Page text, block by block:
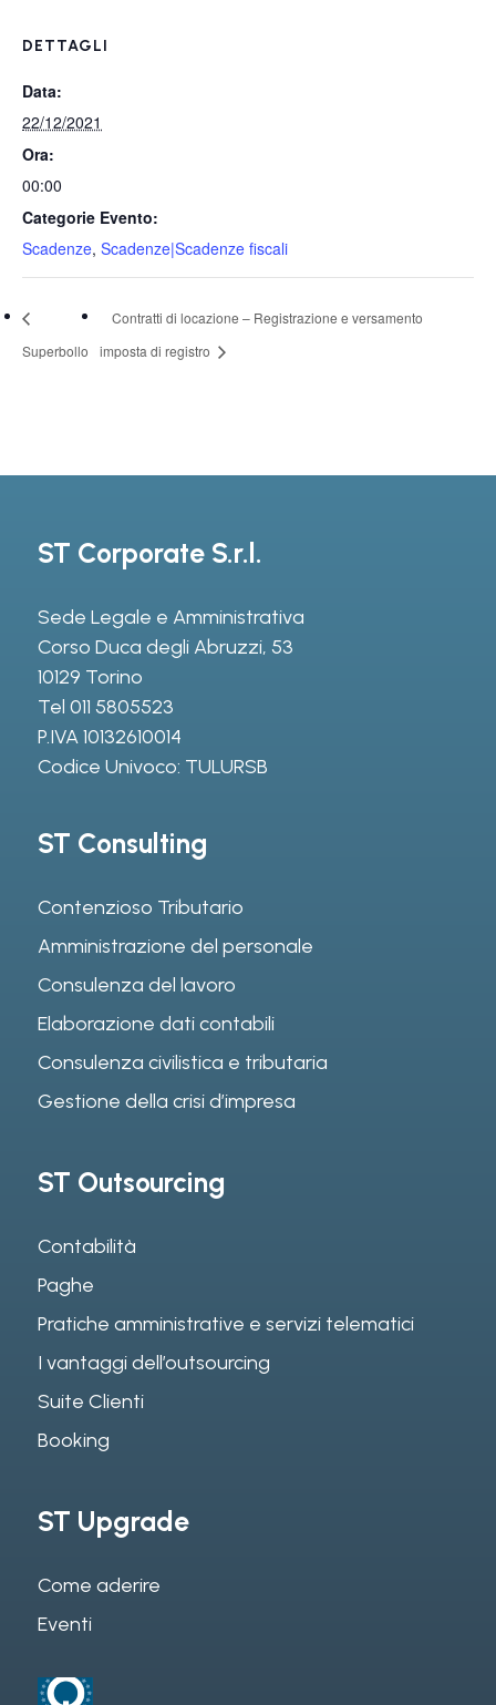
DETTAGLI
Data:
22/12/2021
Ora:
00:00
Categorie Evento:
Scadenze, Scadenze|Scadenze fiscali
Superbollo
Contratti di locazione – Registrazione e versamento
imposta di registro
ST Corporate S.r.l.
Sede Legale e Amministrativa
Corso Duca degli Abruzzi, 53
10129 Torino
Tel 011 5805523
P.IVA 10132610014
Codice Univoco: TULURSB
ST Consulting
Contenzioso Tributario
Amministrazione del personale
Consulenza del lavoro
Elaborazione dati contabili
Consulenza civilistica e tributaria
Gestione della crisi d’impresa
ST Outsourcing
Contabilità
Paghe
Pratiche amministrative e servizi telematici
I vantaggi dell’outsourcing
Suite Clienti
Booking
ST Upgrade
Come aderire
Eventi